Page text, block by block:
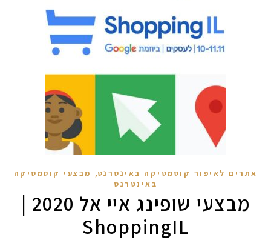
אתרים לאיפור קוסמטיקה באינטרנט, מבצעי קוסמטיקה
באינטרנט
מבצעי שופינג איי אל 2020 |
ShoppingIL